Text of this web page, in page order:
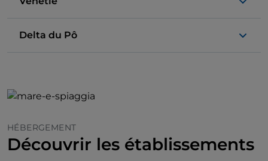
Delta du Pô
HÉBERGEMENT
Découvrir les établissements